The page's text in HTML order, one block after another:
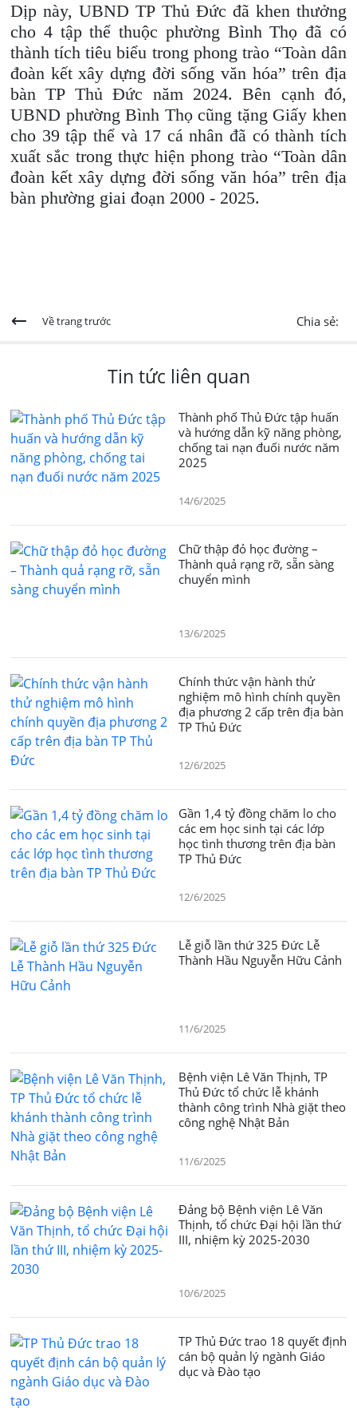
Dịp này, UBND TP Thủ Đức đã khen thưởng
cho 4 tập thể thuộc phường Bình Thọ đã có
thành tích tiêu biểu trong phong trào “Toàn dân
đoàn kết xây dựng đời sống văn hóa” trên địa
bàn TP Thủ Đức năm 2024. Bên cạnh đó,
UBND phường Bình Thọ cũng tặng Giấy khen
cho 39 tập thể và 17 cá nhân đã có thành tích
xuất sắc trong thực hiện phong trào “Toàn dân
đoàn kết xây dựng đời sống văn hóa” trên địa
bàn phường giai đoạn 2000 - 2025.
Về trang trước Chia sẻ:
Tin tức liên quan
Thành phố Thủ Đức tập huấn
và hướng dẫn kỹ năng phòng,
chống tai nạn đuối nước năm
2025
14/6/2025
Chữ thập đỏ học đường –
Thành quả rạng rỡ, sẵn sàng
chuyển mình
13/6/2025
Chính thức vận hành thử
nghiệm mô hình chính quyền
địa phương 2 cấp trên địa bàn
TP Thủ Đức
12/6/2025
Gần 1,4 tỷ đồng chăm lo cho
các em học sinh tại các lớp
học tình thương trên địa bàn
TP Thủ Đức
12/6/2025
Lễ giỗ lần thứ 325 Đức Lễ
Thành Hầu Nguyễn Hữu Cảnh
11/6/2025
Bệnh viện Lê Văn Thịnh, TP
Thủ Đức tổ chức lễ khánh
thành công trình Nhà giặt theo
công nghệ Nhật Bản
11/6/2025
Đảng bộ Bệnh viện Lê Văn
Thịnh, tổ chức Đại hội lần thứ
III, nhiệm kỳ 2025-2030
10/6/2025
TP Thủ Đức trao 18 quyết định
cán bộ quản lý ngành Giáo
dục và Đào tạo